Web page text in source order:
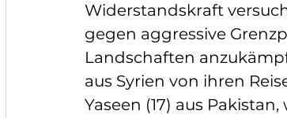
Widerstandskraft
gegen aggressive
Landschaften
aus Syrien von ihren
Yaseen (17) aus